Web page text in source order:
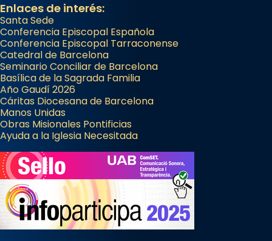
Enlaces de interés:
Santa Sede
Conferencia Episcopal Española
Conferencia Episcopal Tarraconense
Catedral de Barcelona
Seminario Conciliar de Barcelona
Basílica de la Sagrada Familia
Año Gaudí 2026
Cáritas Diocesana de Barcelona
Manos Unidas
Obras Misionales Pontificias
Ayuda a la Iglesia Necesitada